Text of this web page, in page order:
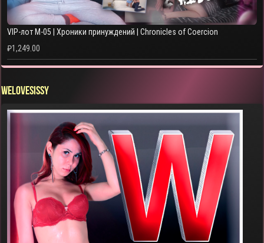
VIP-лот M-05 | Хроники принуждений | Chronicles of Coercion
₽1,249.00
WELOVESISSY